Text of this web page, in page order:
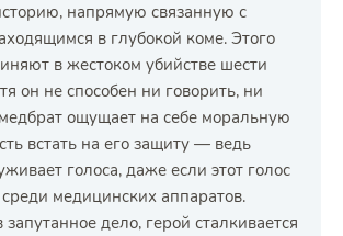
напрямую связанную с
в глубокой коме. Этого
в жестоком убийстве шести
он не способен ни говорить, ни
ощущает на себе моральную
встать на его защиту — ведь
голоса, даже если этот голос
медицинских аппаратов.
дело, герой сталкивается